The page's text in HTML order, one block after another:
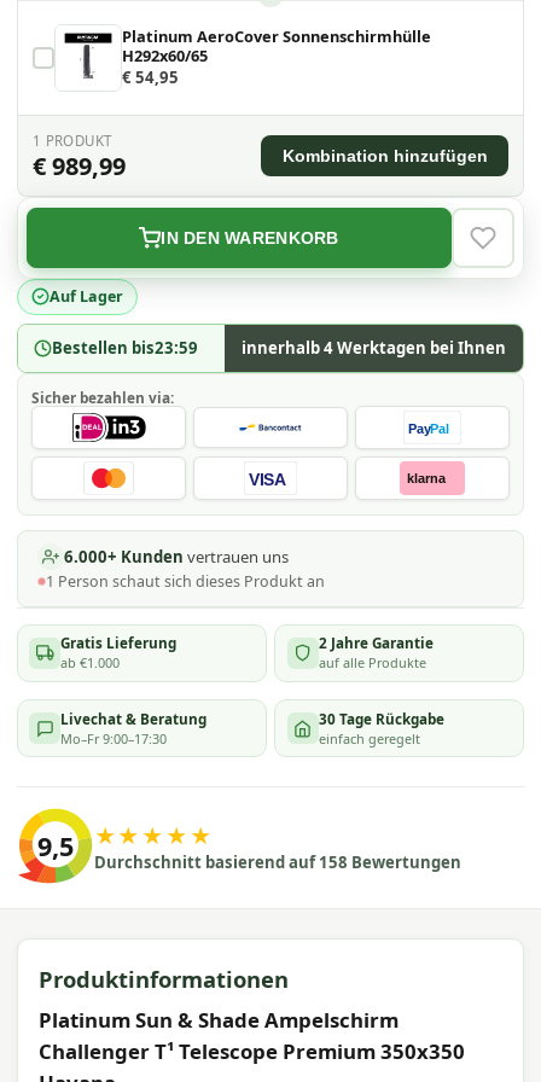
Auf Lager
Bestellen bis23:59 innerhalb 4 Werktagen bei Ihnen
IN DEN WARENKORB
Platinum AeroCover Sonnenschirmhülle
H292x60/65
€ 54,95
1 PRODUKT
€ 989,99 Kombination hinzufügen
Sicher bezahlen via:
PayPal
VISA klarna
6.000+ Kunden vertrauen uns
1 Person schaut sich dieses Produkt an
Gratis Lieferung
ab €1.000
2 Jahre Garantie
auf alle Produkte
Livechat & Beratung
Mo–Fr 9:00–17:30
30 Tage Rückgabe
einfach geregelt
9,5 ★★★★★
Durchschnitt basierend auf 158 Bewertungen
Produktinformationen
Platinum Sun & Shade Ampelschirm
Challenger T¹ Telescope Premium 350x350